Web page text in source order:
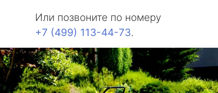
Или позвоните по номеру
+7 (499) 113-44-73.